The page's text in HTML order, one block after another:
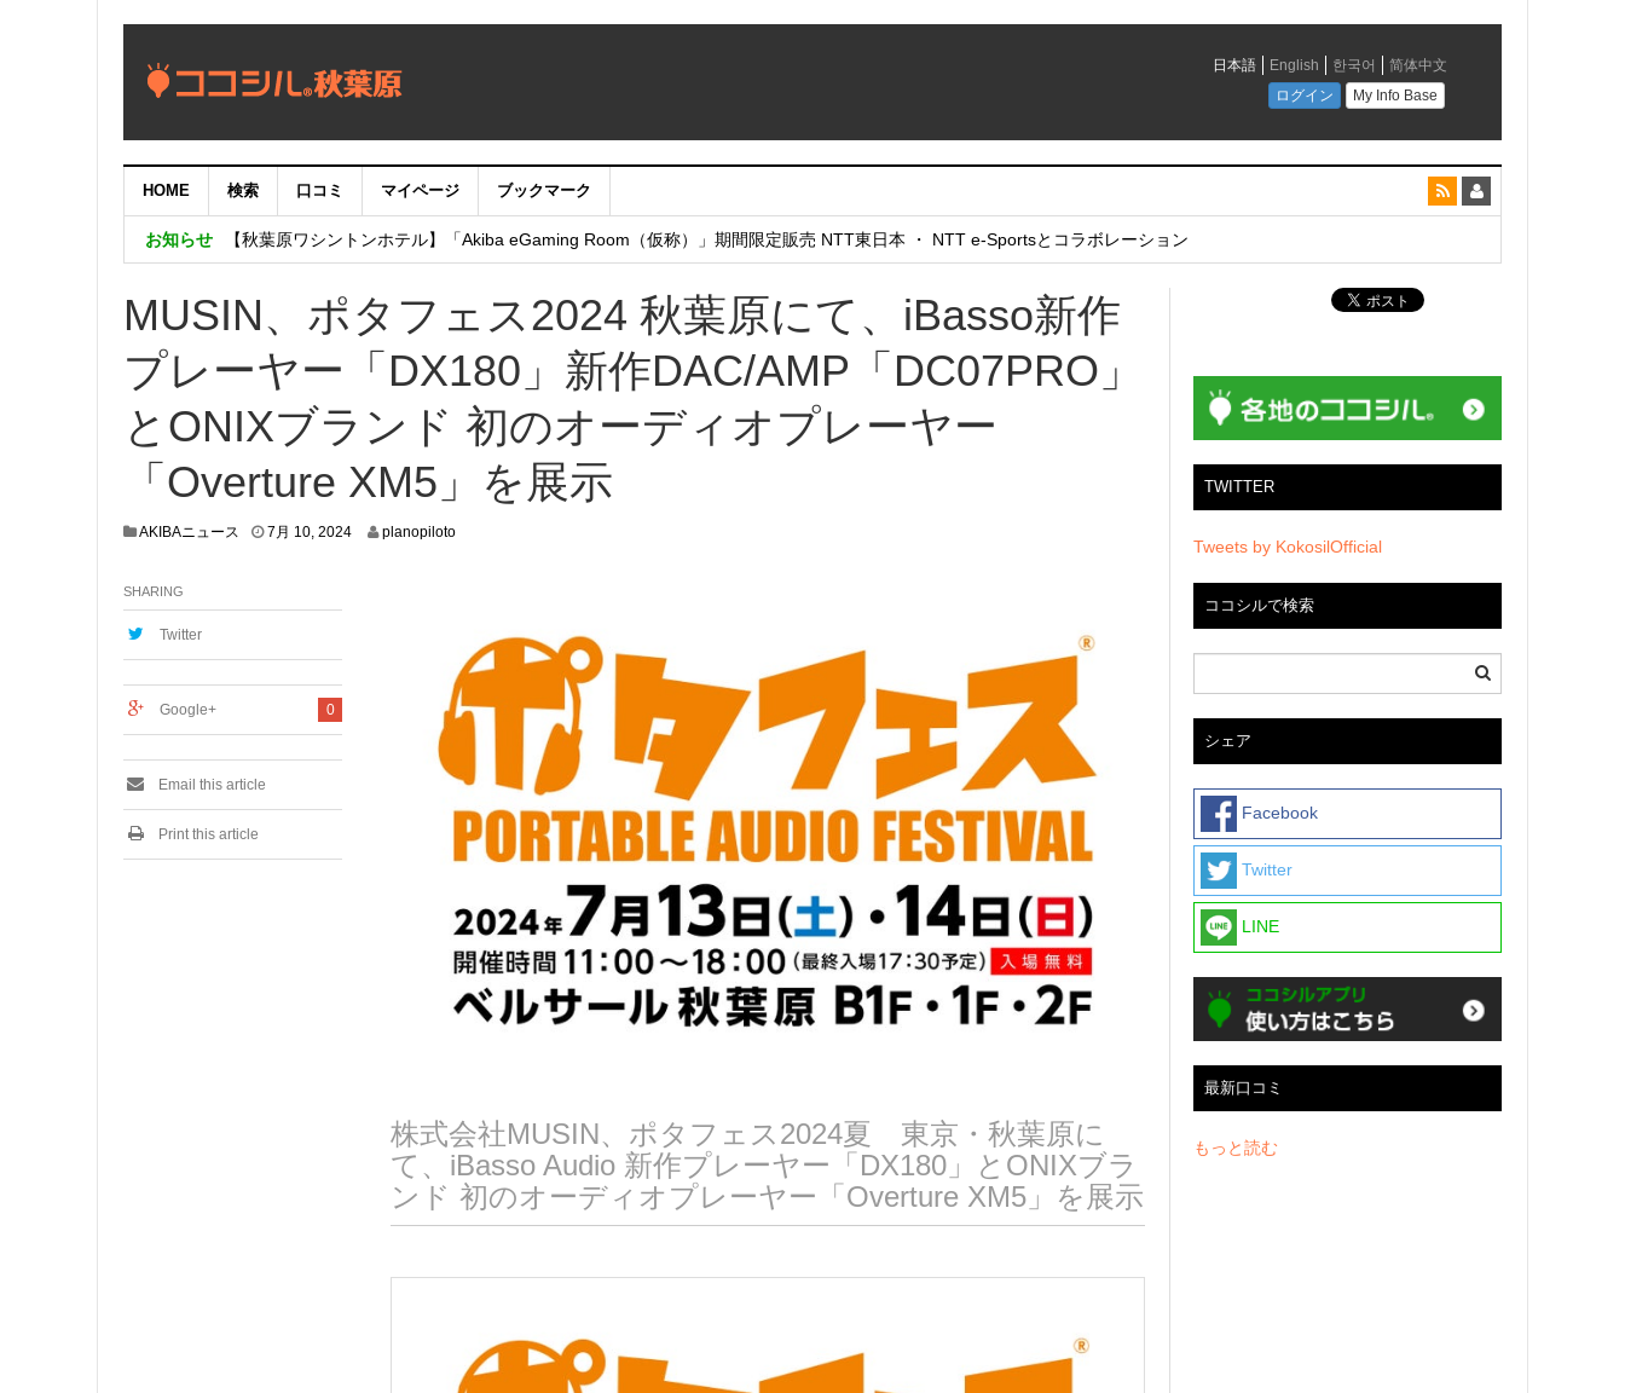
HOME 検索 口コミ マイページ ブックマーク
お知らせ
【重要：9月5日（火）22時】ココシル：アカウントサービス移行のお知らせ
【秋葉原ワシントンホテル】「Akiba eGaming Room（仮称）」期間限定販売 NTT東日本 ・ NTT e-Sportsとコラボレーション
MUSIN、ポタフェス2024 秋葉原にて、iBasso新作
プレーヤー「DX180」新作DAC/AMP「DC07PRO」
とONIXブランド 初のオーディオプレーヤー
「Overture XM5」を展示
AKIBAニュース 7月 10, 20247
planopiloto
株式会社MUSIN、ポタフェス2024夏 東京・秋葉原に
て、iBasso Audio 新作プレーヤー「DX180」とONIXブラ
ンド 初のオーディオプレーヤー「Overture XM5」を展示
SHARING
Twitter
0
Google+
Email this article
Print this article
TWITTER
Tweets by KokosilOfficial
ココシルで検索
シェア
Facebook
Twitter
LINE
最新口コミ
もっと読む